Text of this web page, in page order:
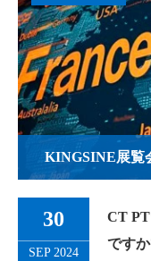
KINGSINE展覧
30
SEP 2024
CT
です